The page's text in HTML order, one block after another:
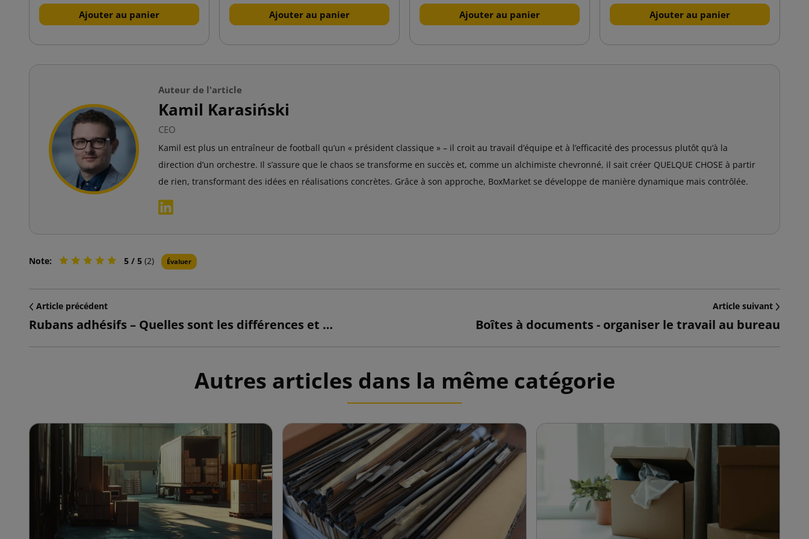
Ajouter au panier Ajouter au panier Ajouter au panier Ajouter au panier
Auteur de l'article
Kamil Karasiński
CEO
Kamil est plus un entraîneur de football qu’un « président classique » – il croit au travail d’équipe et à l’efficacité des processus plutôt qu’à la
direction d’un orchestre. Il s’assure que le chaos se transforme en succès et, comme un alchimiste chevronné, il sait créer QUELQUE CHOSE à partir
de rien, transformant des idées en réalisations concrètes. Grâce à son approche, BoxMarket se développe de manière dynamique mais contrôlée.
Note: 5 / 5 (2) Évaluer
Article précédent
Rubans adhésifs – Quelles sont les différences et lequel choisir ?
Article suivant
Boîtes à documents - organiser le travail au bureau
Autres articles dans la même catégorie